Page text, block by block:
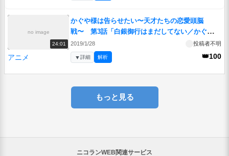
no image
24:01
かぐや様は告らせたい〜天才たちの恋愛頭脳
戦〜 第3話「白銀御行はまだしてない／かぐや様
は当てられたい／かぐや様は歩きたい」
↗
2019/1/28 投稿者不明
アニメ 👑100
▼詳細 解析
もっと見る
ニコランWEB関連サービス